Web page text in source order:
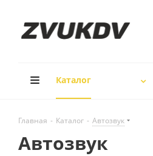
Каталог
Главная - Каталог - Автозвук
Автозвук